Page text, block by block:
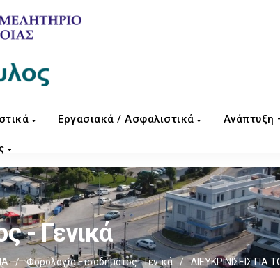
Εργασιακά / Ασφαλιστικά Ανάπτυξη
- Γενικά
/ Φορολογία Εισοδήματος - Γενικά /
ΔΙΕΥΚΡΙΝΙΣΕΙΣ ΓΙΑ